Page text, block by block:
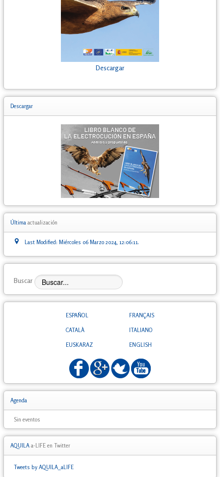
Descargar
Descargar
Última actualización
Last Modified: Miércoles 06 Marzo 2024, 12:06:11.
Buscar
ESPAÑOL
CATALÀ
EUSKARAZ
FRANÇAIS
ITALIANO
ENGLISH
Agenda
Sin eventos
AQUILA a-LIFE en Twitter
Tweets by AQUILA_aLIFE